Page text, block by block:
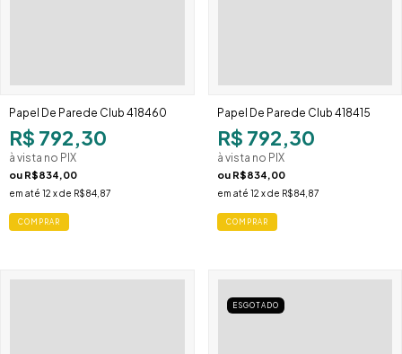
Papel De Parede Club 418460
R$ 792,30
à vista no PIX
ou R$834,00
em até 12 x de R$84,87
Papel De Parede Club 418415
R$ 792,30
à vista no PIX
ou R$834,00
em até 12 x de R$84,87
ESGOTADO